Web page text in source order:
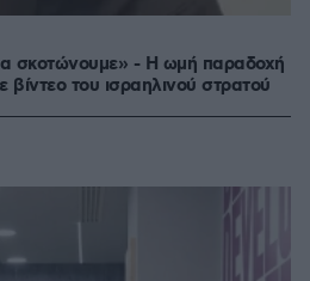
σκοτώνουμε» - Η ωμή παραδοχή
του ισραηλινού στρατού